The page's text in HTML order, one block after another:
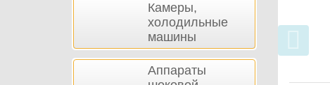
Камеры,
холодильные
машины
Аппараты